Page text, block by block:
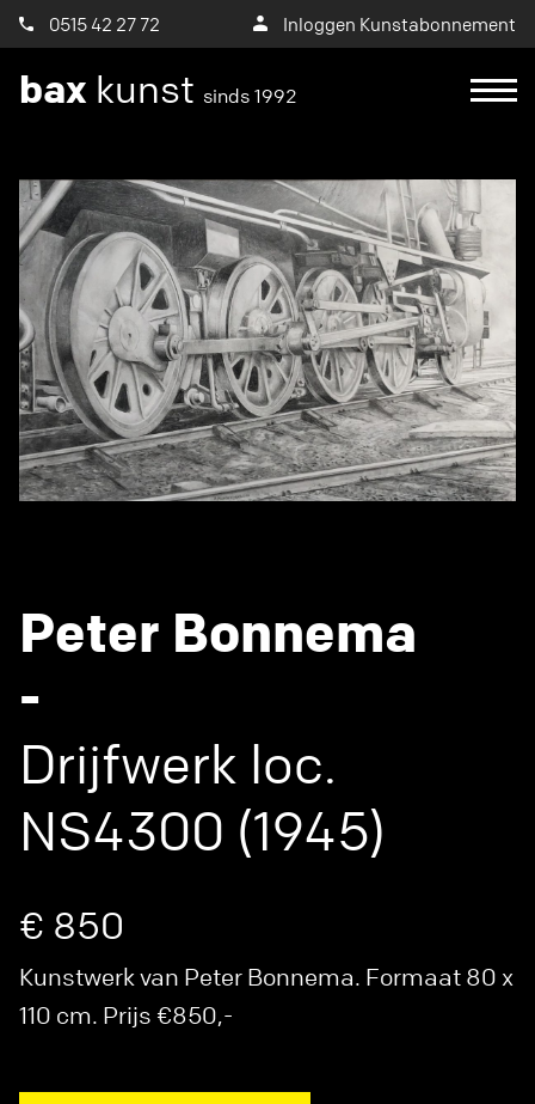
0515 42 27 72 Inloggen Kunstabonnement
bax kunst sinds 1992
Peter Bonnema
-
Drijfwerk loc.
NS4300 (1945)
€ 850
Kunstwerk van Peter Bonnema. Formaat 80 x
110 cm. Prijs €850,-